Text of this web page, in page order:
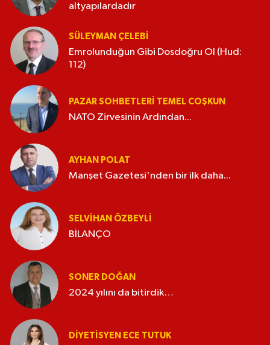
altyapılardadır
SÜLEYMAN ÇELEBI
Emrolunduğun Gibi Dosdoğru Ol (Hud:
112)
PAZAR SOHBETLERI TEMEL COŞKUN
NATO Zirvesinin Ardından...
AYHAN POLAT
Manşet Gazetesi'nden bir ilk daha...
SELVIHAN ÖZBEYLI
BİLANÇO
SONER DOĞAN
2024 yılını da bitirdik…
DIYETISYEN ECE TUTUK